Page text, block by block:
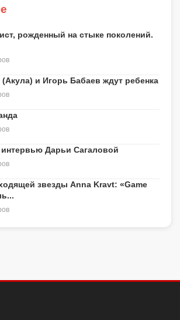
рожденный на стыке поколений.
и Игорь Бабаев ждут ребенка
Дарьи Сагаловой
звезды Anna Kravt: «Game